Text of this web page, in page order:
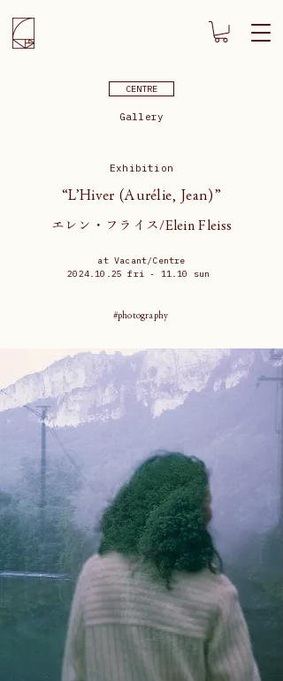
CENTRE
Gallery
Exhibition
“L’Hiver (Aurélie, Jean)”
エレン・フライス/Elein Fleiss
at Vacant/Centre
2024.10.25 fri - 11.10 sun
#photography